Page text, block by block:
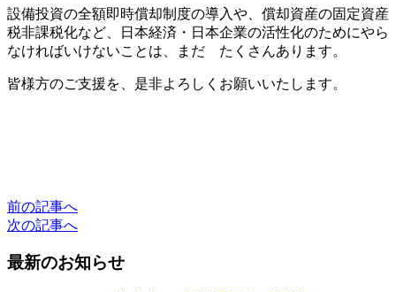
設備投資の全額即時償却制度の導入や、償却資産の固定資産
税非課税化など、日本経済・日本企業の活性化のためにやら
なければいけないことは、まだ たくさんあります。
皆様方のご支援を、是非よろしくお願いいたします。
前の記事へ
次の記事へ
最新のお知らせ